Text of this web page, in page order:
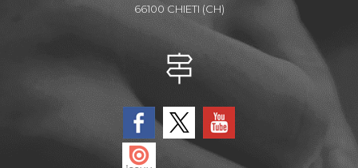
66100 CHIETI (CH)